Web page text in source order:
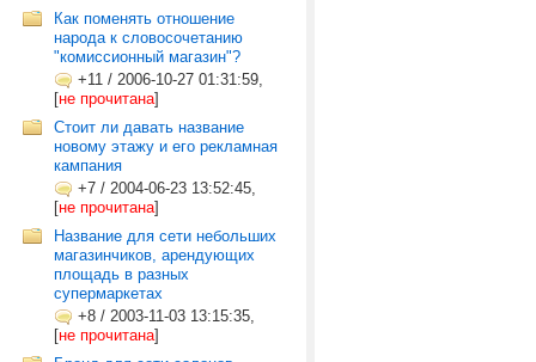
Как поменять отношение
народа к словосочетанию
"комиссионный магазин"?
+11 / 2006-10-27 01:31:59,
[не прочитана]
Стоит ли давать название
новому этажу и его рекламная
кампания
+7 / 2004-06-23 13:52:45,
[не прочитана]
Название для сети небольших
магазинчиков, арендующих
площадь в разных
супермаркетах
+8 / 2003-11-03 13:15:35,
[не прочитана]